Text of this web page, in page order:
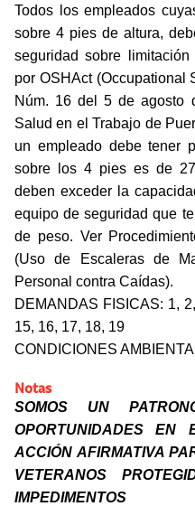
Todos los empleados
sobre 4 pies de altura,
seguridad sobre
por OSHAct (Occupational
Núm. 16 del 5 de agosto
Salud en el Trabajo de
un empleado debe tener
sobre los 4 pies es de
deben exceder la
equipo de seguridad que
de peso. Ver
(Uso de Escaleras de
Personal contra Caídas).
DEMANDAS FISICAS: 1,
15, 16, 17, 18, 19
CONDICIONES
Notas
SOMOS UN
OPORTUNIDADES EN
ACCIÓN AFIRMATIVA
VETERANOS
IMPEDIMENTOS